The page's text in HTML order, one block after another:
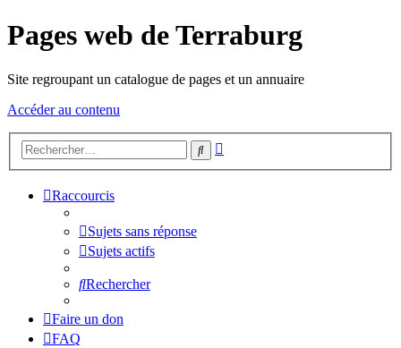
Pages web de Terraburg
Site regroupant un catalogue de pages et un annuaire
Accéder au contenu
Rechercher
Raccourcis
Sujets sans réponse
Sujets actifs
Rechercher
Faire un don
FAQ